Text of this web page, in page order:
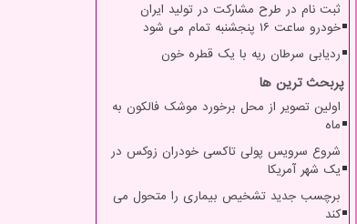
ثبت نام در طرح مشارکت در تولید ایران
خودرو ساعت ۱۶ پنجشنبه تمام می شود
ردیابی سرطان ریه با یک قطره خون
پربحث ترین ها
اولین تصویر از محل برخورد موشک فالکون به
ماه
شروع سرویس پولی تاکسی خودران زوکس در
یک شهر آمریکا
برچسب جدید تشخیص بیماری را متحول می
کند